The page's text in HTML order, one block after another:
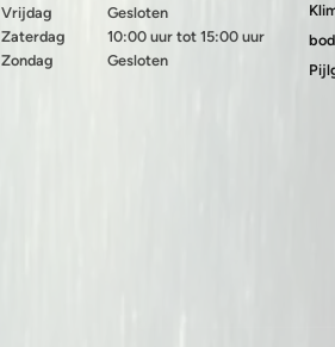
Vrijdag
Zaterdag
Zondag
Gesloten
10:00 uur tot 15:00 uur
Gesloten